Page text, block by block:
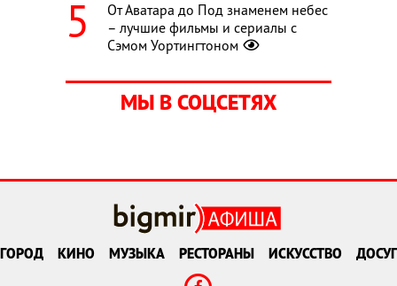
От Аватара до Под знаменем небес
– лучшие фильмы и сериалы с
Сэмом Уортингтоном
МЫ В СОЦСЕТЯХ
ГОРОД КИНО МУЗЫКА РЕСТОРАНЫ ИСКУССТВО ДОСУГ